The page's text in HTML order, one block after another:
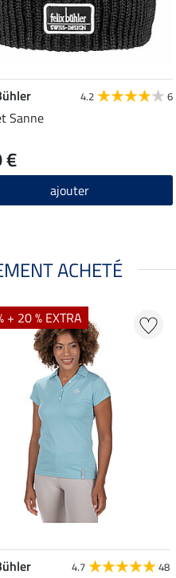
4.2 6
Sanne
€
ajouter
ACHETÉ
+ 20 % EXTRA
4.7 48